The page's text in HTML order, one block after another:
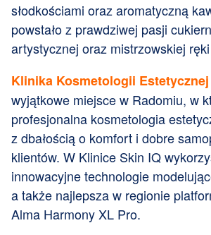
słodkościami oraz aromatyczną
powstało z prawdziwej pasji
artystycznej oraz mistrzowskiej ręki
Klinika Kosmetologii
wyjątkowe miejsce w Radomiu, w
profesjonalna kosmetologia
z dbałością o komfort i dobre
klientów. W Klinice Skin IQ
innowacyjne technologie
a także najlepsza w regionie
Alma Harmony XL Pro.